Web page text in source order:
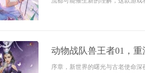
动物战队兽王者01，
序章，新世界的曙光与古老使命